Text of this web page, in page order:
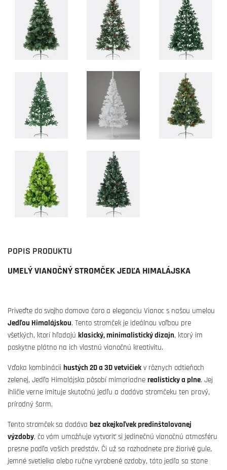
POPIS PRODUKTU
UMELÝ VIANOČNÝ STROMČEK JEDĽA HIMALÁJSKA
Priveďte do svojho domova čaro a eleganciu Vianoc s našou umelou
Jedľou Himalájskou. Tento stromček je ideálnou voľbou pre
všetkých, ktorí hľadajú klasický, minimalistický dizajn, ktorý im
poskytne plátno na ich vlastnú vianočnú kreativitu.
Vďaka kombinácii hustých 2D a 3D vetvičiek v rôznych odtieňoch
zelenej, Jedľa Himalájska pôsobí mimoriadne realisticky a plne. Jej
ihličie verne imituje skutočnú jedľu a dodáva stromčeku ten pravý,
prírodný šarm.
Tento stromček sa dodáva bez akejkoľvek predinštalovanej
výzdoby, čo vám umožňuje vytvoriť si jedinečnú vianočnú atmosféru
presne podľa vašich predstáv. Či už sa rozhodnete pre žiarivé gule,
jemné svetielka alebo ručne vyrobené ozdoby, táto jedľa sa stane